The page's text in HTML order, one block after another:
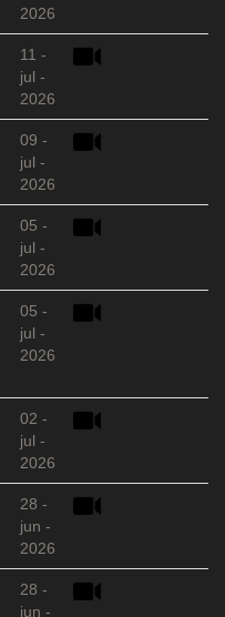
2026
11 -
jul -
2026
09 -
jul -
2026
05 -
jul -
2026
05 -
jul -
2026
02 -
jul -
2026
28 -
jun -
2026
28 -
jun -